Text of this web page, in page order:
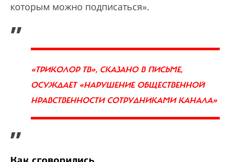
которым можно подписаться».
„
«ТРИКОЛОР ТВ», СКАЗАНО В ПИСЬМЕ,
ОСУЖДАЕТ «НАРУШЕНИЕ ОБЩЕСТВЕННОЙ
НРАВСТВЕННОСТИ СОТРУДНИКАМИ КАНАЛА»
”